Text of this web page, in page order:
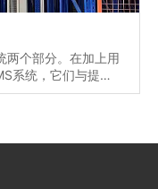
两个部分。在加上用
系统，它们与提升
将货物可以实现前
的程度更高。